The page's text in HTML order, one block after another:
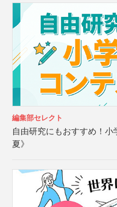
編集部セレクト
自由研究にもおすすめ！
夏》